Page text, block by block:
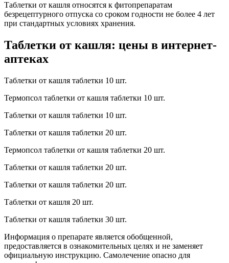
Таблетки от кашля относятся к фитопрепаратам
безрецептурного отпуска со сроком годности не более 4 лет
при стандартных условиях хранения.
Таблетки от кашля: цены в интернет-
аптеках
Таблетки от кашля таблетки 10 шт.
Термопсол таблетки от кашля таблетки 10 шт.
Таблетки от кашля таблетки 10 шт.
Таблетки от кашля таблетки 20 шт.
Термопсол таблетки от кашля таблетки 20 шт.
Таблетки от кашля таблетки 20 шт.
Таблетки от кашля таблетки 20 шт.
Таблетки от кашля 20 шт.
Таблетки от кашля таблетки 30 шт.
Информация о препарате является обобщенной,
предоставляется в ознакомительных целях и не заменяет
официальную инструкцию. Самолечение опасно для